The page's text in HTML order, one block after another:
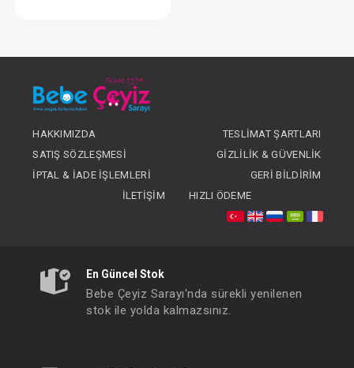
OLUNUZ
HAKKIMIZDA
TESLIMAT ŞARTLARI
SATIŞ SÖZLEŞMESI
GIZLILIK & GÜVENLIK
İPTAL & İADE İŞLEMLERI
GERI BILDIRIM
İLETIŞIM
HIZLI ÖDEME
En Güncel Stok
Bebe Çeyiz Sarayı'nda sürekli yenilenen
stok ile yolda kalmazsınız.